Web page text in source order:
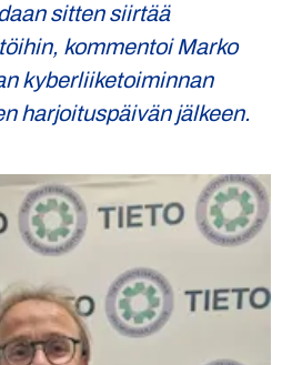
sitten siirtää
kommentoi Marko
kyberliiketoiminnan
harjoituspäivän jälkeen.